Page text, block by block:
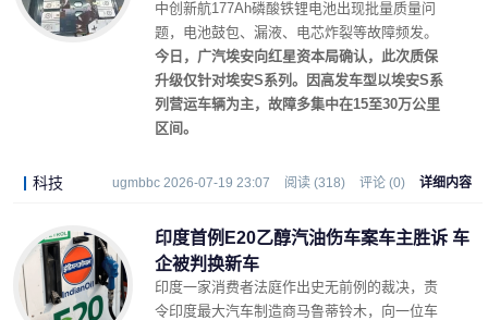
中创新航177Ah磷酸铁锂电池出现批量质量问
题，电池鼓包、漏液、电芯炸裂等故障频发。
今日，广汽埃安向红星资本局确认，此次质保
升级仅针对埃安S系列。因高发车型以埃安S系
列营运车辆为主，故障多集中在15至30万公里
区间。
科技 ugmbbc 2026-07-19 23:07 阅读 (318) 评论 (0) 详细内容
印度首例E20乙醇汽油伤车案车主胜诉 车
企被判换新车
印度一家消费者法庭作出史无前例的裁决，责
令印度最大汽车制造商马鲁蒂铃木，向一位车